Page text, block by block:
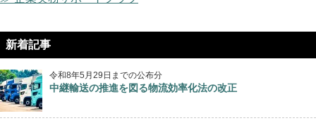
新着記事
令和8年5月29日までの公布分
中継輸送の推進を図る物流効率化法の改正